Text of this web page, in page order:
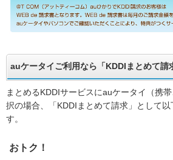
auケータイご利用なら「KDDIまとめて請
まとめるKDDIサービスにauケータイ（携
択の場合、「KDDIまとめて請求」として以
す。
おトク！